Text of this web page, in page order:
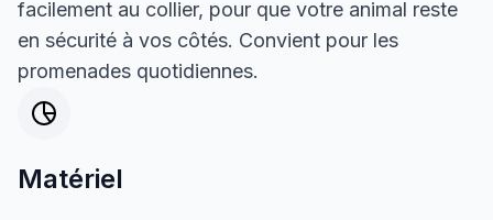
facilement au collier, pour que votre animal reste
en sécurité à vos côtés. Convient pour les
promenades quotidiennes.
Matériel